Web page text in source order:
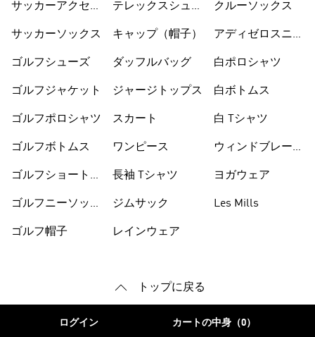
サッカーアクセサ
サッカーソックス
ゴルフシューズ
ゴルフジャケット
ゴルフポロシャツ
ゴルフボトムス
ゴルフショートパ
ゴルフニーソック
ゴルフ帽子
テレックスシュー
キャップ（帽子）
ダッフルバッグ
ジャージトップス
スカート
ワンピース
長袖 Tシャツ
ジムサック
レインウェア
クルーソックス
アディゼロスニー
白ポロシャツ
白ボトムス
白 Tシャツ
ウィンドブレーカ
ヨガウェア
Les Mills
トップに戻る
ログイン カートの中身（0）